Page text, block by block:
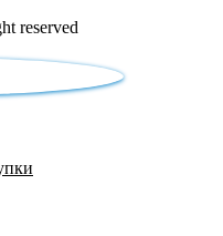
reserved